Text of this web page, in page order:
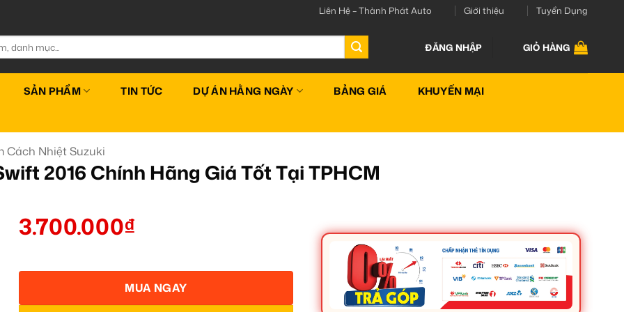
Liên Hệ – Thành Phát Auto Giới thiệu Tuyển Dụng
ĐĂNG NHẬP GIỎ HÀNG
SẢN PHẨM TIN TỨC DỰ ÁN HẰNG NGÀY BẢNG GIÁ KHUYẾN MẠI
Cách Nhiệt Suzuki
2016 Chính Hãng Giá Tốt Tại TPHCM
3.700.000₫
MUA NGAY